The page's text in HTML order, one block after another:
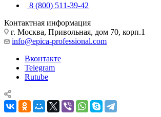
8 (800) 511-39-42
Контактная информация
г. Москва, Привольная, дом 70, корп.1
info@epica-professional.com
Вконтакте
Telegram
Rutube